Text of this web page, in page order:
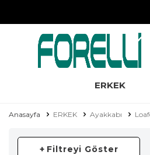
ERKEK
Anasayfa ERKEK Ayakkabı
+ Filtreyi Göster